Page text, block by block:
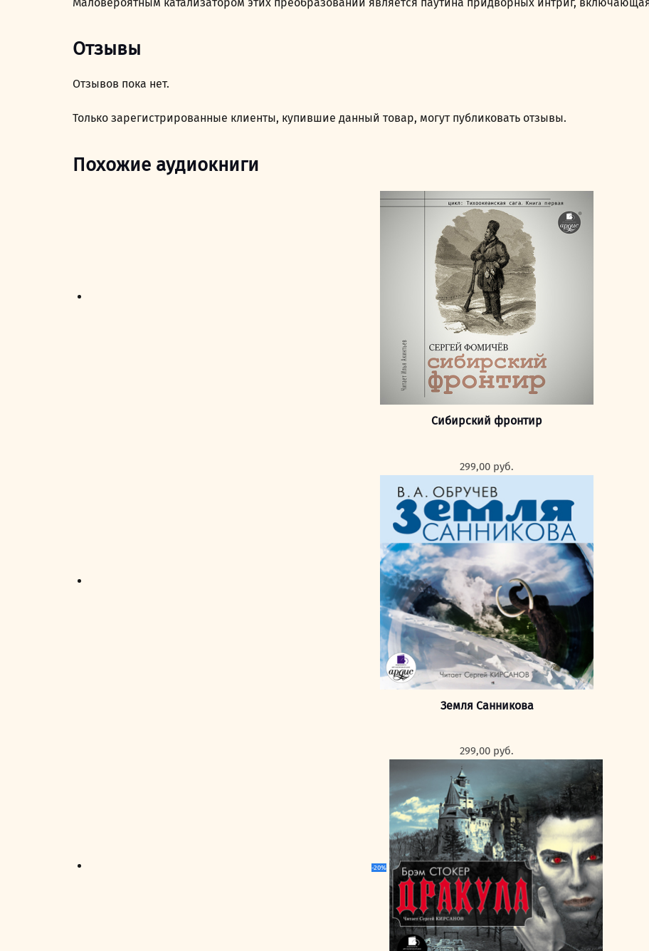
Отзывы
Отзывов пока нет.
Только зарегистрированные клиенты, купившие данный товар, могут публиковать отзывы.
Похожие аудиокниги
Сибирский фронтир
299,00 руб.
Земля Санникова
299,00 руб.
-20%